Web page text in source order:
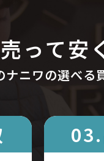
って安
ナニワの選べる